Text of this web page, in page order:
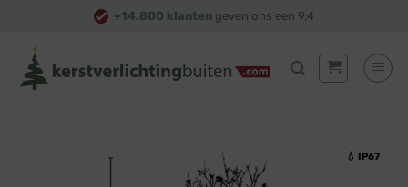
content
+14.800 klanten geven ons een 9,4
💧 IP67